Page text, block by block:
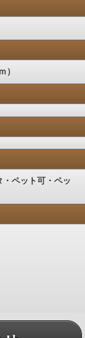
）
・ペット可・ペッ